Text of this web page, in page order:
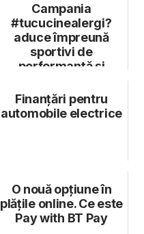
Campania
#tucucinealergi?
aduce împreună
sportivi de
performanță și
printr-o leapșă...
Finanțări pentru
automobile electrice
O nouă opțiune în
plățile online. Ce este
Pay with BT Pay